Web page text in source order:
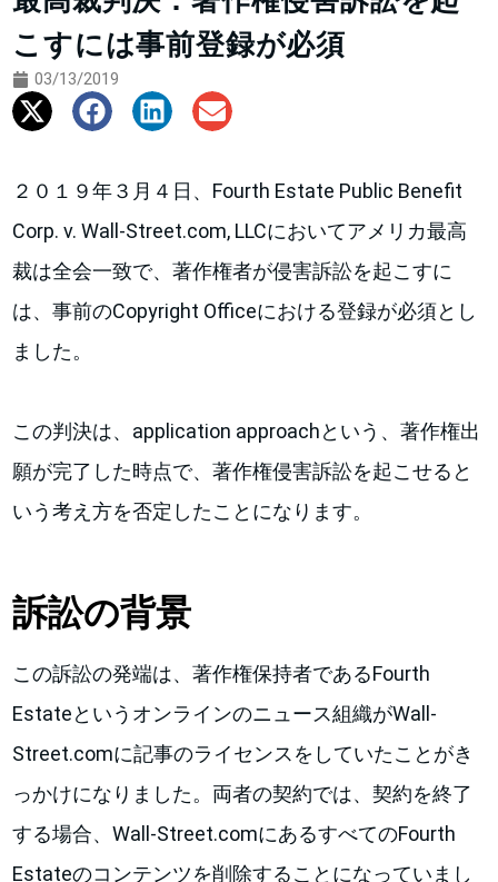
こすには事前登録が必須
03/13/2019
２０１９年３月４日、Fourth Estate Public Benefit
Corp. v. Wall-Street.com, LLCにおいてアメリカ最高
裁は全会一致で、著作権者が侵害訴訟を起こすに
は、事前のCopyright Officeにおける登録が必須とし
ました。
この判決は、application approachという、著作権出
願が完了した時点で、著作権侵害訴訟を起こせると
いう考え方を否定したことになります。
訴訟の背景
この訴訟の発端は、著作権保持者であるFourth
Estateというオンラインのニュース組織がWall-
Street.comに記事のライセンスをしていたことがき
っかけになりました。両者の契約では、契約を終了
する場合、Wall-Street.comにあるすべてのFourth
Estateのコンテンツを削除することになっていまし